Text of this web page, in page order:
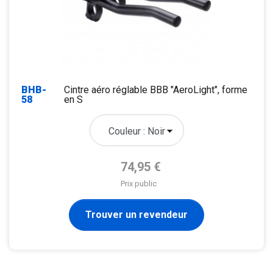
BHB-
58
Cintre aéro réglable BBB "AeroLight", forme
en S
Prix de base
74,95 €
Prix public
Trouver un revendeur